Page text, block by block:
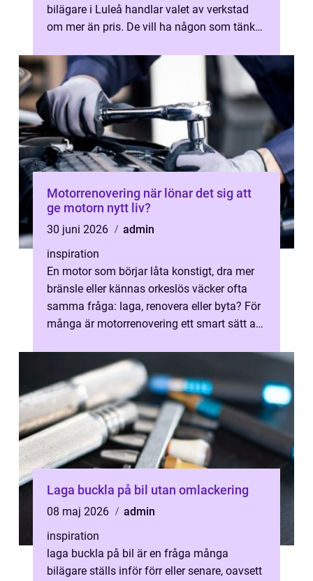
bilägare i Luleå handlar valet av verkstad
om mer än pris. De vill ha någon som tänker
Motorrenovering när lönar det sig att
ge motorn nytt liv?
30 juni 2026
admin
inspiration
En motor som börjar låta konstigt, dra mer
bränsle eller kännas orkeslös väcker ofta
samma fråga: laga, renovera eller byta? För
många är motorrenovering ett smart sätt att
Laga buckla på bil utan omlackering
08 maj 2026
admin
inspiration
laga buckla på bil är en fråga många
bilägare ställs inför förr eller senare, oavsett